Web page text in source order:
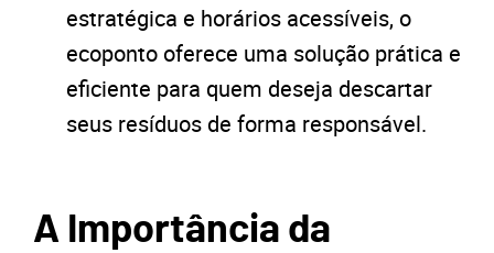
estratégica e horários acessíveis, o
ecoponto oferece uma solução prática e
eficiente para quem deseja descartar
seus resíduos de forma responsável.
A Importância da